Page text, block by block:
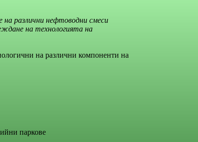
на различни нефтоводни смеси
на технологията на
на различни компоненти на
паркове